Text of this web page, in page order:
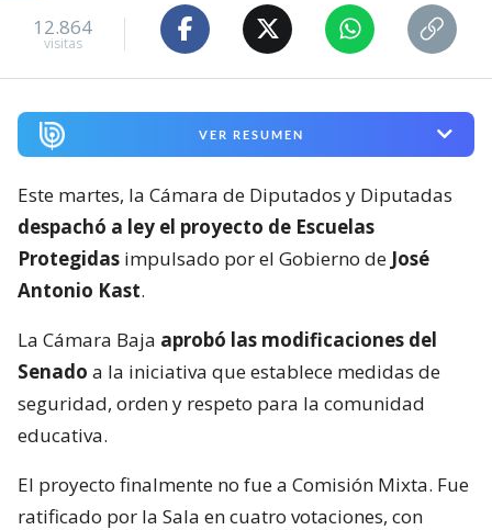
12.864
visitas
VER RESUMEN
Este martes, la Cámara de Diputados y Diputadas
despachó a ley el proyecto de Escuelas
Protegidas impulsado por el Gobierno de José
Antonio Kast.
La Cámara Baja aprobó las modificaciones del
Senado a la iniciativa que establece medidas de
seguridad, orden y respeto para la comunidad
educativa.
El proyecto finalmente no fue a Comisión Mixta. Fue
ratificado por la Sala en cuatro votaciones, con